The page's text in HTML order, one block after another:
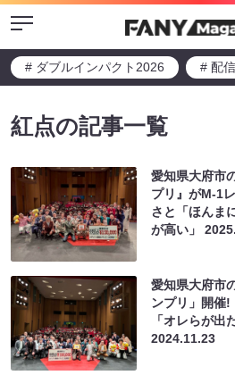
Menu
# ダブルインパクト2026 # 配
紅点の記事一覧
愛知県大府市
プリ』がM-1
さと「ほんま
が高い」
愛知県大府市
ンプリ」開催!
「オレらが出
2024.11.23